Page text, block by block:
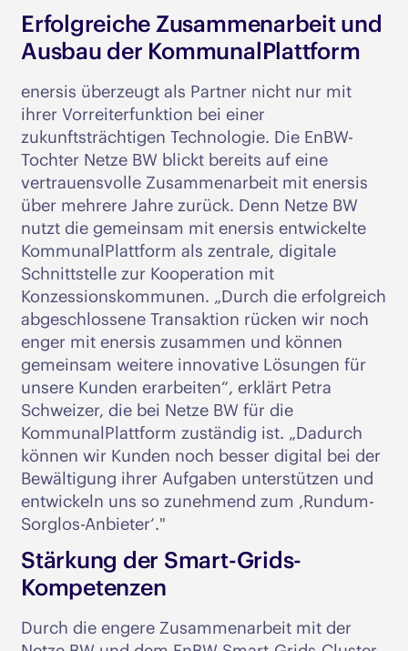
Erfolgreiche Zusammenarbeit und
Ausbau der KommunalPlattform
enersis überzeugt als Partner nicht nur mit
ihrer Vorreiterfunktion bei einer
zukunftsträchtigen Technologie. Die EnBW-
Tochter Netze BW blickt bereits auf eine
vertrauensvolle Zusammenarbeit mit enersis
über mehrere Jahre zurück. Denn Netze BW
nutzt die gemeinsam mit enersis entwickelte
KommunalPlattform als zentrale, digitale
Schnittstelle zur Kooperation mit
Konzessionskommunen. „Durch die erfolgreich
abgeschlossene Transaktion rücken wir noch
enger mit enersis zusammen und können
gemeinsam weitere innovative Lösungen für
unsere Kunden erarbeiten“, erklärt Petra
Schweizer, die bei Netze BW für die
KommunalPlattform zuständig ist. „Dadurch
können wir Kunden noch besser digital bei der
Bewältigung ihrer Aufgaben unterstützen und
entwickeln uns so zunehmend zum ‚Rundum-
Sorglos-Anbieter‘."
Stärkung der Smart-Grids-
Kompetenzen
Durch die engere Zusammenarbeit mit der